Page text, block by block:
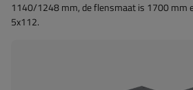
1140/1248 mm, de flensmaat is 1700 mm
5x112.